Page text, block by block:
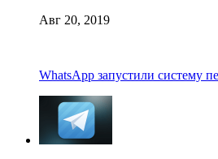
Авг 20, 2019
WhatsApp запустили систему